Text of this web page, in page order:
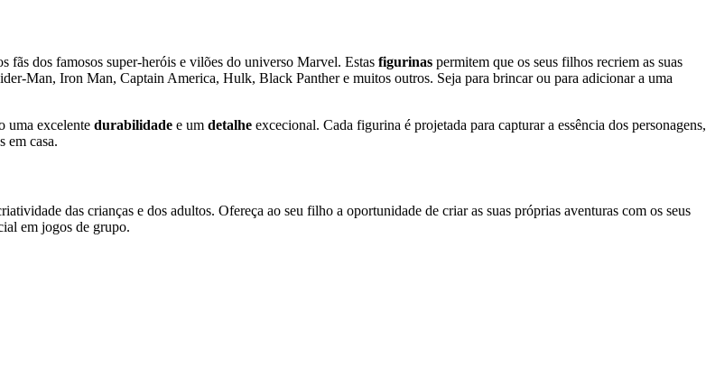
fãs dos famosos super-heróis e vilões do universo Marvel. Estas figurinas permitem que os seus filhos recriem as suas
Man, Iron Man, Captain America, Hulk, Black Panther e muitos outros. Seja para brincar ou para adicionar a uma
uma excelente durabilidade e um detalhe excecional. Cada figurina é projetada para capturar a essência dos personagens,
em casa.
das crianças e dos adultos. Ofereça ao seu filho a oportunidade de criar as suas próprias aventuras com os seus
em jogos de grupo.